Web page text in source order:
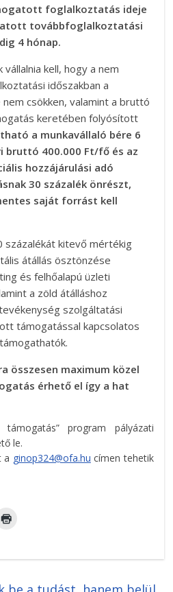
foglalkoztatás ideje
továbbfoglalkoztatási
4 hónap.
kell, hogy a nem
időszakban a
nem csökken, valamint a bruttó
keretében folyósított
a munkavállaló bére 6
bruttó 400.000 Ft/fő és az
hozzájárulási adó
30 százalék önrészt,
saját forrást kell
százalékát kitevő mértékig
átállás ösztönzése
és felhőalapú üzleti
a zöld átálláshoz
szolgáltatási
támogatással kapcsolatos
összesen maximum közel
érhető el így a hat
támogatás” program pályázati
le.
a ginop324@ofa.hu címen tehetik